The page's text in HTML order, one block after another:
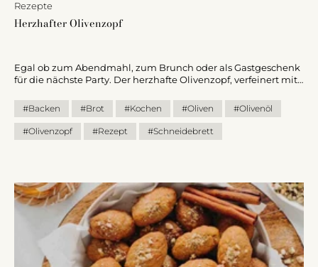
Rezepte
Herzhafter Olivenzopf
Egal ob zum Abendmahl, zum Brunch oder als Gastgeschenk
für die nächste Party. Der herzhafte Olivenzopf, verfeinert mit
auch optisch etwas her. Mit wenigen Handgriffen ist der Teig
schnell zubereitet und mit ein paar extra Zutaten zauberst du
ein Geschmackserlebnis sondergleichen.
#Backen #Brot #Kochen #Oliven #Olivenöl
#Olivenzopf #Rezept #Schneidebrett